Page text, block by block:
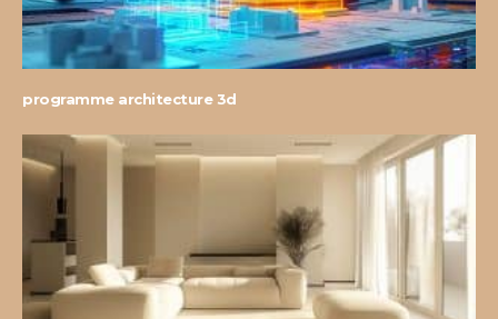
programme architecture 3d